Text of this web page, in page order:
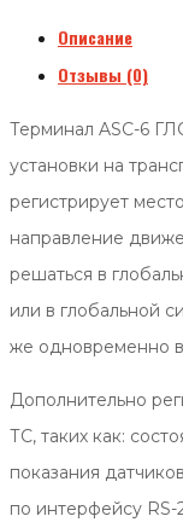
Описание
Отзывы (0)
Терминал ASC-6
установки на
регистрирует
направление
решаться в
или в глобальной
же одновременно в
Дополнительно
ТС, таких как:
показания
по интерфейсу RS-